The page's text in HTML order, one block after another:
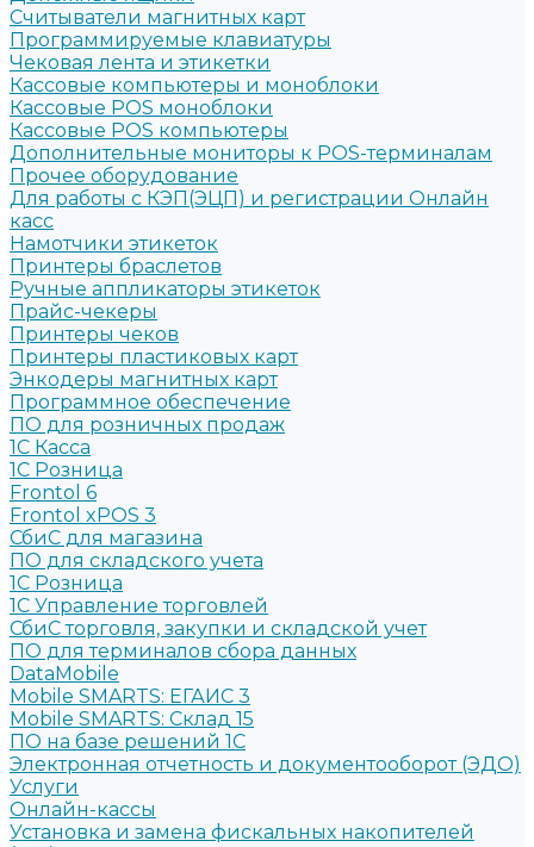
Считыватели магнитных карт
Программируемые клавиатуры
Чековая лента и этикетки
Кассовые компьютеры и моноблоки
Кассовые POS моноблоки
Кассовые POS компьютеры
Дополнительные мониторы к POS-терминалам
Прочее оборудование
Для работы с КЭП(ЭЦП) и регистрации Онлайн
касс
Намотчики этикеток
Принтеры браслетов
Ручные аппликаторы этикеток
Прайс-чекеры
Принтеры чеков
Принтеры пластиковых карт
Энкодеры магнитных карт
Программное обеспечение
ПО для розничных продаж
1C Касса
1С Розница
Frontol 6
Frontol xPOS 3
СбиС для магазина
ПО для складского учета
1C Розница
1С Управление торговлей
СбиС торговля, закупки и складской учет
ПО для терминалов сбора данных
DataMobile
Mobile SMARTS: ЕГАИС 3
Mobile SMARTS: Склад 15
ПО на базе решений 1С
Электронная отчетность и документооборот (ЭДО)
Услуги
Онлайн-кассы
Установка и замена фискальных накопителей